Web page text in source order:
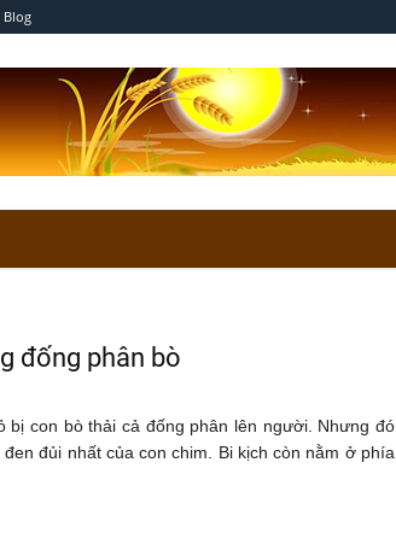
Blog
đống phân bò
bị con bò thải cả đống phân lên người. Nhưng đó
đủi nhất của con chim. Bi kịch còn nằm ở phía